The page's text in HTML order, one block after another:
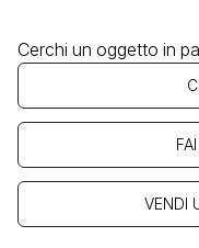
Cerchi un oggetto in
VENDI